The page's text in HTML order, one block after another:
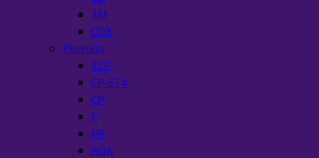
3M
CDX
Pedrollo
2CP
CP-ST4
CP
F
HF
NGA